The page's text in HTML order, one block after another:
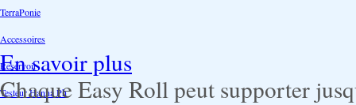
TerraPonie
Accessoires
Reservoir
Testeur Hanna Ph
En savoir plus
Chaque Easy Roll peut supporter